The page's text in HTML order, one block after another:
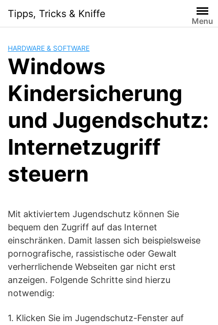
content
Tipps, Tricks & Kniffe
Menu
HARDWARE & SOFTWARE
Windows
Kindersicherung
und Jugendschutz:
Internetzugriff
steuern
Mit aktiviertem Jugendschutz können Sie
bequem den Zugriff auf das Internet
einschränken. Damit lassen sich beispielsweise
pornografische, rassistische oder Gewalt
verherrlichende Webseiten gar nicht erst
anzeigen. Folgende Schritte sind hierzu
notwendig:
1. Klicken Sie im Jugendschutz-Fenster auf